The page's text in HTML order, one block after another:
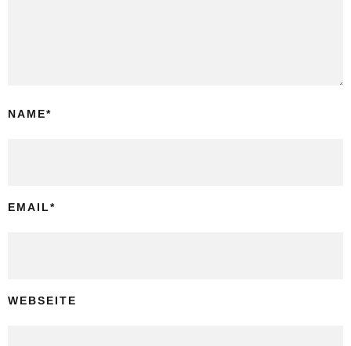
NAME*
EMAIL*
WEBSEITE